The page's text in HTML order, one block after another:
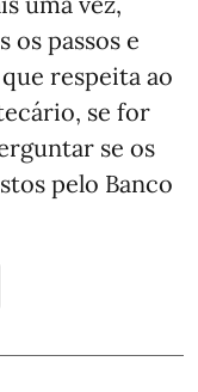
passos e
respeita ao
se for
se os
pelo Banco